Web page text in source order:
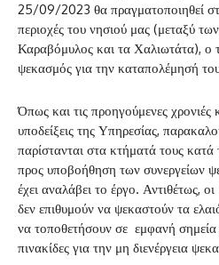
25/09/2023 θα πραγματοποιηθεί
περιοχές του νησιού μας (μεταξύ
Καραβόμυλος και τα Χαλιωτάτα), ο
ψεκασμός για την καταπολέμησή
Όπως και τις προηγούμενες χρονιές
υποδείξεις της Υπηρεσίας,
παρίστανται στα κτήματά τους
προς υποβοήθηση των συνεργείων
έχει αναλάβει το έργο. Αντιθέτως,
δεν επιθυμούν να ψεκαστούν τα
να τοποθετήσουν σε εμφανή
πινακίδες για την μη διενέργεια